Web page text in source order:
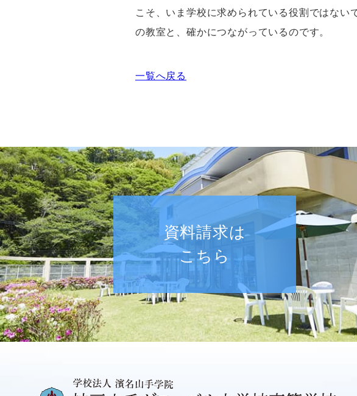
こそ、いま学校に求められている役割ではな
の教室と、確かにつながっているのです。
一覧へ戻る
資料請求は
こちら